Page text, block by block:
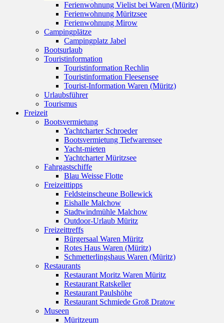
Ferienwohnung Vielist bei Waren (Müritz)
Ferienwohnung Müritzsee
Ferienwohnung Mirow
Campingplätze
Campingplatz Jabel
Bootsurlaub
Touristinformation
Touristinformation Rechlin
Touristinformation Fleesensee
Tourist-Information Waren (Müritz)
Urlaubsführer
Tourismus
Freizeit
Bootsvermietung
Yachtcharter Schroeder
Bootsvermietung Tiefwarensee
Yacht-mieten
Yachtcharter Müritzsee
Fahrgastschiffe
Blau Weisse Flotte
Freizeittipps
Feldsteinscheune Bollewick
Eishalle Malchow
Stadtwindmühle Malchow
Outdoor-Urlaub Müritz
Freizeittreffs
Bürgersaal Waren Müritz
Rotes Haus Waren (Müritz)
Schmetterlingshaus Waren (Müritz)
Restaurants
Restaurant Moritz Waren Müritz
Restaurant Ratskeller
Restaurant Paulshöhe
Restaurant Schmiede Groß Dratow
Museen
Müritzeum